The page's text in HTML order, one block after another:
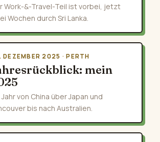
Work-&-Travel-Teil ist vorbei, jetzt
Wochen durch Sri Lanka.
DEZEMBER 2025 · PERTH
mein
Jahr von China über Japan und
bis nach Australien.